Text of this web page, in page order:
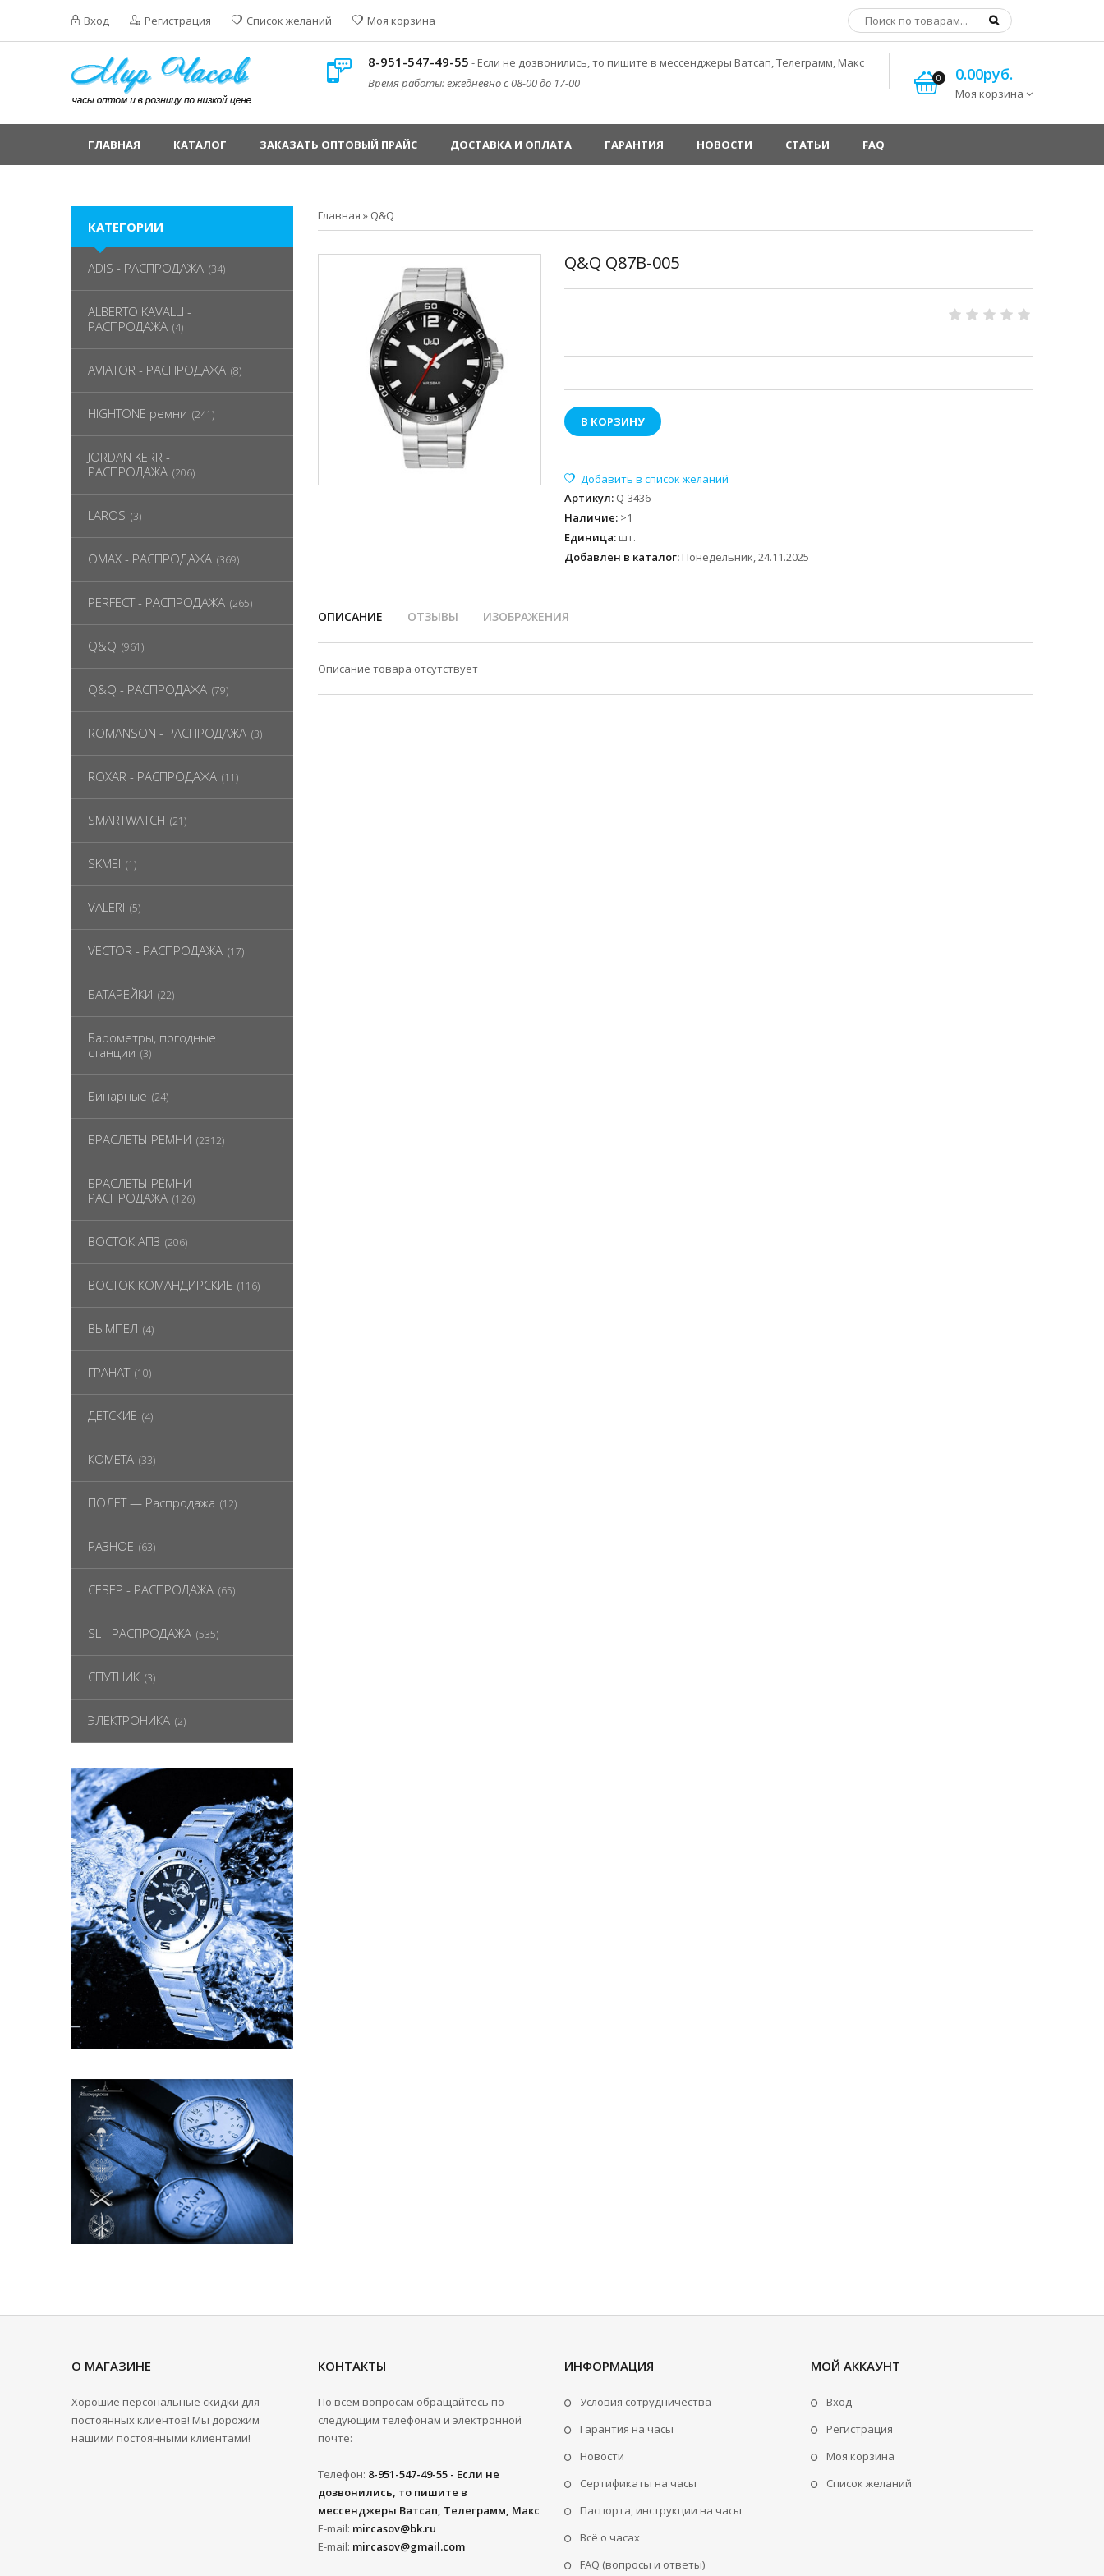
Вход Регистрация Список желаний Моя корзина
8-951-547-49-55 - Если не дозвонились, то пишите в мессенджеры Ватсап, Телеграмм, Макс
Время работы: ежедневно с 08-00 до 17-00
0 0.00руб.
Моя корзина
ГЛАВНАЯ КАТАЛОГ ЗАКАЗАТЬ ОПТОВЫЙ ПРАЙС ДОСТАВКА И ОПЛАТА ГАРАНТИЯ НОВОСТИ СТАТЬИ FAQ
Главная » Q&Q
Q&Q Q87B-005
В КОРЗИНУ
Артикул: Q-3436
Наличие: >1
Единица: шт.
Добавлен в каталог: Понедельник, 24.11.2025
ОПИСАНИЕ ОТЗЫВЫ ИЗОБРАЖЕНИЯ
Описание товара отсутствует
КАТЕГОРИИ
ADIS - РАСПРОДАЖА (34)
ALBERTO KAVALLI -
РАСПРОДАЖА (4)
AVIATOR - РАСПРОДАЖА (8)
HIGHTONE ремни (241)
JORDAN KERR -
РАСПРОДАЖА (206)
LAROS (3)
OMAX - РАСПРОДАЖА (369)
PERFECT - РАСПРОДАЖА (265)
Q&Q (961)
Q&Q - РАСПРОДАЖА (79)
ROMANSON - РАСПРОДАЖА (3)
ROXAR - РАСПРОДАЖА (11)
SMARTWATCH (21)
SKMEI (1)
VALERI (5)
VECTOR - РАСПРОДАЖА (17)
БАТАРЕЙКИ (22)
Барометры, погодные
станции (3)
Бинарные (24)
БРАСЛЕТЫ РЕМНИ (2312)
БРАСЛЕТЫ РЕМНИ-
РАСПРОДАЖА (126)
ВОСТОК АПЗ (206)
ВОСТОК КОМАНДИРСКИЕ (116)
ВЫМПЕЛ (4)
ГРАНАТ (10)
ДЕТСКИЕ (4)
КОМЕТА (33)
ПОЛЕТ — Распродажа (12)
РАЗНОЕ (63)
СЕВЕР - РАСПРОДАЖА (65)
SL - РАСПРОДАЖА (535)
СПУТНИК (3)
ЭЛЕКТРОНИКА (2)
О МАГАЗИНЕ
Хорошие персональные скидки для
постоянных клиентов! Мы дорожим
нашими постоянными клиентами!
КОНТАКТЫ
По всем вопросам обращайтесь по
следующим телефонам и электронной
почте:
Телефон: 8-951-547-49-55 - Если не
дозвонились, то пишите в
мессенджеры Ватсап, Телеграмм, Макс
E-mail: mircasov@bk.ru
E-mail: mircasov@gmail.com
ИНФОРМАЦИЯ
Условия сотрудничества
Гарантия на часы
Новости
Сертификаты на часы
Паспорта, инструкции на часы
Всё о часах
FAQ (вопросы и ответы)
МОЙ АККАУНТ
Вход
Регистрация
Моя корзина
Cписок желаний